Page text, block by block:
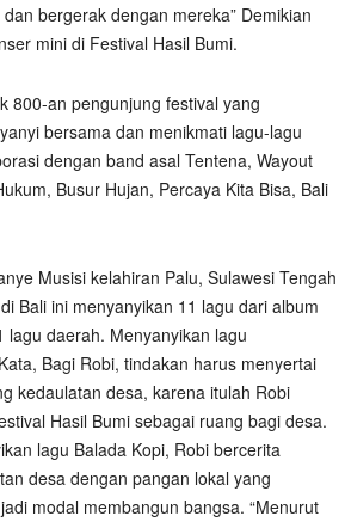
bergerak dengan mereka” Demikian
mini di Festival Hasil Bumi.
800-an pengunjung festival yang
bersama dan menikmati lagu-lagu
dengan band asal Tentena, Wayout
Busur Hujan, Percaya Kita Bisa, Bali
Musisi kelahiran Palu, Sulawesi Tengah
Bali ini menyanyikan 11 lagu dari album
lagu daerah. Menyanyikan lagu
Bagi Robi, tindakan harus menyertai
kedaulatan desa, karena itulah Robi
Hasil Bumi sebagai ruang bagi desa.
lagu Balada Kopi, Robi bercerita
desa dengan pangan lokal yang
modal membangun bangsa. “Menurut